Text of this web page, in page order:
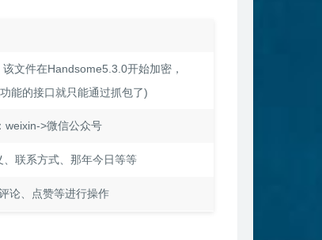
文件在Handsome5.3.0开始加密，
能的接口就只能通过抓包了)
weixin->微信公众号
联系方式、那年今日等等
论、点赞等进行操作